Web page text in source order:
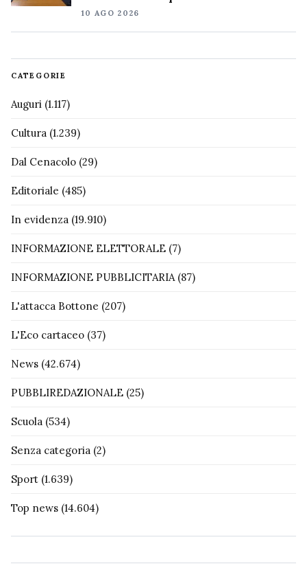
10 AGO 2026
CATEGORIE
Auguri (1.117)
Cultura (1.239)
Dal Cenacolo (29)
Editoriale (485)
In evidenza (19.910)
INFORMAZIONE ELETTORALE (7)
INFORMAZIONE PUBBLICITARIA(87)
L'attacca Bottone (207)
L'Eco cartaceo (37)
News (42.674)
PUBBLIREDAZIONALE (25)
Scuola (534)
Senza categoria (2)
Sport (1.639)
Top news (14.604)